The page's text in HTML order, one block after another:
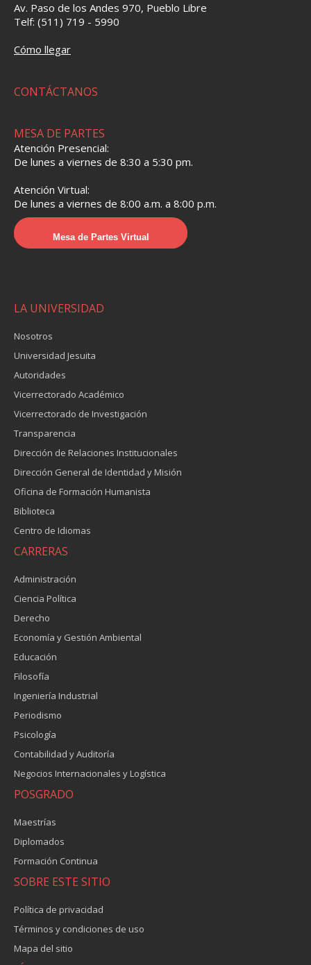
Av. Paso de los Andes 970, Pueblo Libre
Telf: (511) 719 - 5990
Cómo llegar
CONTÁCTANOS
MESA DE PARTES
Atención Presencial:
De lunes a viernes de 8:30 a 5:30 pm.
Atención Virtual:
De lunes a viernes de 8:00 a.m. a 8:00 p.m.
Mesa de Partes Virtual
LA UNIVERSIDAD
Nosotros
Universidad Jesuita
Autoridades
Vicerrectorado Académico
Vicerrectorado de Investigación
Transparencia
Dirección de Relaciones Institucionales
Dirección General de Identidad y Misión
Oficina de Formación Humanista
Biblioteca
Centro de Idiomas
CARRERAS
Administración
Ciencia Política
Derecho
Economía y Gestión Ambiental
Educación
Filosofía
Ingeniería Industrial
Periodismo
Psicología
Contabilidad y Auditoría
Negocios Internacionales y Logística
POSGRADO
Maestrías
Diplomados
Formación Continua
SOBRE ESTE SITIO
Política de privacidad
Términos y condiciones de uso
Mapa del sitio